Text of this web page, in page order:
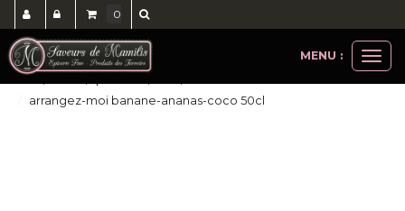
le
MENU :
cave, bières, spiritueux, softs, cocktails
arrangez-moi banane-ananas-coco 50cl
0